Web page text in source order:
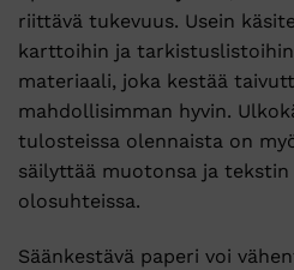
riittävä tukevuus. Usein
karttoihin ja
materiaali, joka kestää
mahdollisimman hyvin.
tulosteissa olennaista on
säilyttää muotonsa ja
olosuhteissa.
Säänkestävä paperi voi